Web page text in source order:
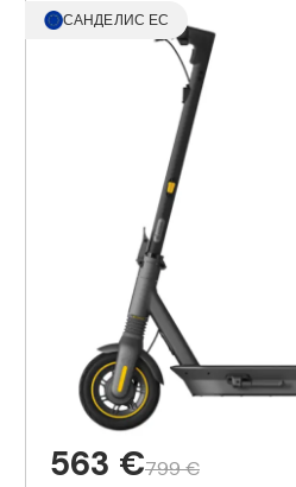
САНДЕЛИС ЕС
563 €799 €